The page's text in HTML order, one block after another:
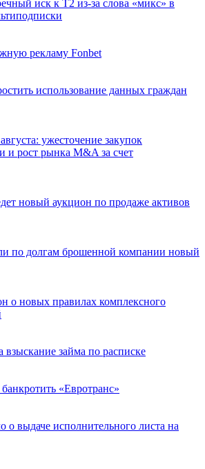
иск к Т2 из-за слова «микс» в
рекламу Fonbet
использование данных граждан
ужесточение закупок
и рост рынка M&A за счет
новый аукцион по продаже активов
по долгам брошенной компании новый
о новых правилах комплексного
займа по расписке
«Евротранс»
о выдаче исполнительного листа на